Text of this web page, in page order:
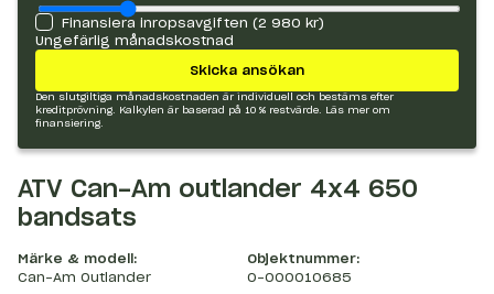
Finansiera inropsavgiften (2 980 kr)
Ungefärlig månadskostnad
Skicka ansökan
Den slutgiltiga månadskostnaden är individuell och bestäms efter
kreditprövning. Kalkylen är baserad på 10 % restvärde.
Läs mer om
finansiering.
ATV Can-Am outlander 4x4 650
bandsats
Märke & modell:
Can-Am Outlander
Objektnummer:
O-000010685